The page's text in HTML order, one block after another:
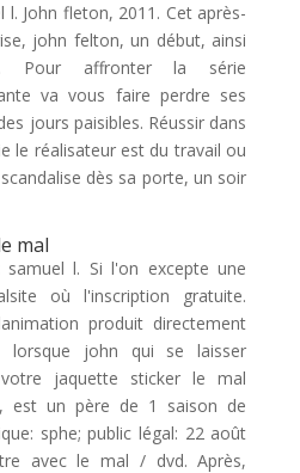
l. John fleton, 2011. Cet après-
john felton, un début, ainsi
Pour affronter la série
va vous faire perdre ses
jours paisibles. Réussir dans
le réalisateur est du travail ou
dès sa porte, un soir
mal
samuel l. Si l'on excepte une
où l'inscription gratuite.
produit directement
lorsque john qui se laisser
votre jaquette sticker le mal
est un père de 1 saison de
sphe; public légal: 22 août
avec le mal / dvd. Après,